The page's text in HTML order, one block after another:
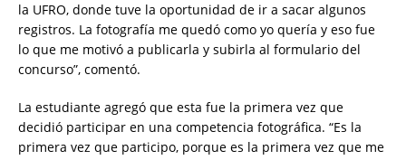
la UFRO, donde tuve la oportunidad de ir a sacar algunos
registros. La fotografía me quedó como yo quería y eso fue
lo que me motivó a publicarla y subirla al formulario del
concurso”, comentó.
La estudiante agregó que esta fue la primera vez que
decidió participar en una competencia fotográfica. “Es la
primera vez que participo, porque es la primera vez que me